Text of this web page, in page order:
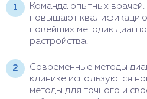
Команда опытных
повышают
новейших методик
растройства.
Современные методы
клинике используются
методы для точного и